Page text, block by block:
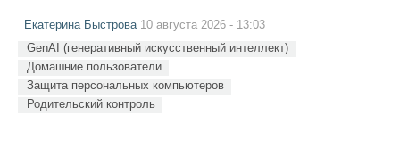
Екатерина Быстрова10 августа 2026 - 13:03
GenAI (генеративный искусственный интеллект)
Домашние пользователи
Защита персональных компьютеров
Родительский контроль